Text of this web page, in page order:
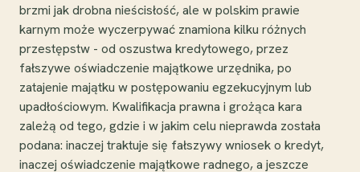
brzmi jak drobna nieścisłość, ale w polskim prawie
karnym może wyczerpywać znamiona kilku różnych
przestępstw - od oszustwa kredytowego, przez
fałszywe oświadczenie majątkowe urzędnika, po
zatajenie majątku w postępowaniu egzekucyjnym lub
upadłościowym. Kwalifikacja prawna i grożąca kara
zależą od tego, gdzie i w jakim celu nieprawda została
podana: inaczej traktuje się fałszywy wniosek o kredyt,
inaczej oświadczenie majątkowe radnego, a jeszcze